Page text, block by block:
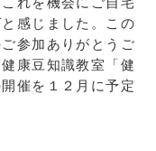
感じました。この
参加ありがとうご
康豆知識教室「健
催を１２月に予定